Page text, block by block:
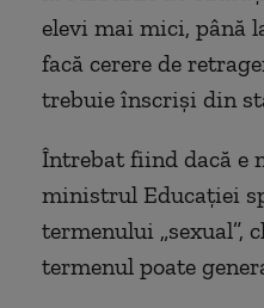
elevi mai mici, până
facă cerere de
trebuie înscriși din
Întrebat fiind dacă e
ministrul Educației
termenului
termenul poate